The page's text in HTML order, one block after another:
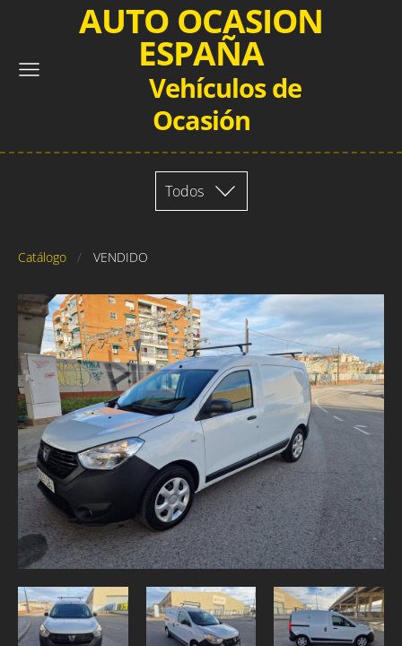
AUTO OCASION
ESPAÑA
Vehículos de
Ocasión
Todos
Catálogo VENDIDO